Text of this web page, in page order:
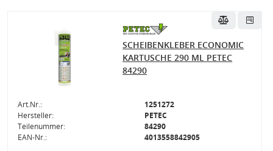
SCHEIBENKLEBER ECONOMIC
KARTUSCHE 290 ML PETEC
84290
Art.Nr.:
1251272
Hersteller:
PETEC
Teilenummer:
84290
EAN-Nr.:
4013558842905